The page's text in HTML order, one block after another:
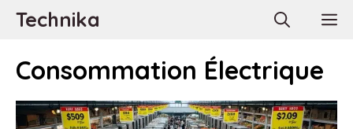
AllerTechnika
Consommation Électrique